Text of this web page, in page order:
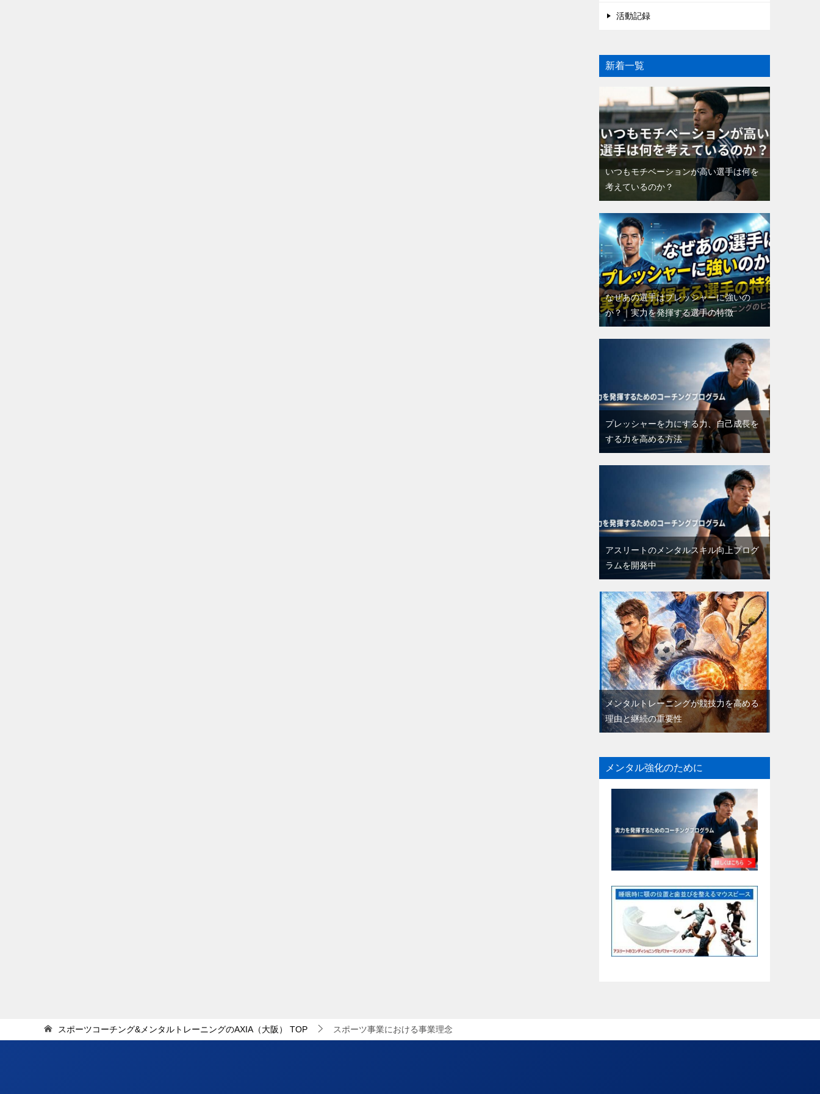
活動記録
新着一覧
いつもモチベーションが高い選手は何を
考えているのか？
なぜあの選手はプレッシャーに強いの
か？｜実力を発揮する選手の特徴
プレッシャーを力にする力、自己成長を
する力を高める方法
アスリートのメンタルスキル向上プログ
ラムを開発中
メンタルトレーニングが競技力を高める
理由と継続の重要性
メンタル強化のために
スポーツコーチング&メンタルトレーニングのAXIA（大阪） TOP スポーツ事業における事業理念